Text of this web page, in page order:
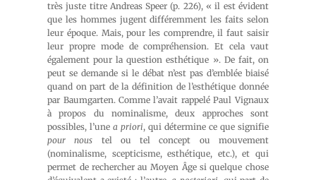
très juste titre Andreas Speer (p. 226), « il est évident
que les hommes jugent différemment les faits selon
leur époque. Mais, pour les comprendre, il faut saisir
leur propre mode de compréhension. Et cela vaut
également pour la question esthétique ». De fait, on
peut se demande si le débat n’est pas d’emblée biaisé
quand on part de la définition de l’esthétique donnée
par Baumgarten. Comme l’avait rappelé Paul Vignaux
à propos du nominalisme, deux approches sont
possibles, l’unea priori, qui détermine ce que signifie
pour nous tel ou tel concept ou mouvement
(nominalisme, scepticisme, esthétique, etc.), et qui
permet de rechercher au Moyen Âge si quelque chose